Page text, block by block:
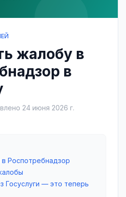
жалобу в
в
24 июня 2026 г.
Роспотребнадзор
Госуслуги — это теперь